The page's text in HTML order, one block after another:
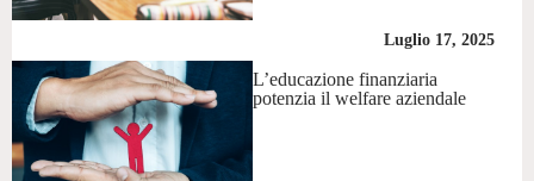
Luglio 17, 2025
L’educazione finanziaria
potenzia il welfare aziendale